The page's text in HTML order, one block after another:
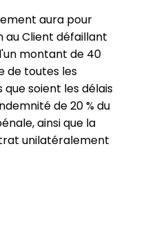
aura pour
Client défaillant
montant de 40
de toutes les
soient les délais
de 20 % du
ainsi que la
unilatéralement